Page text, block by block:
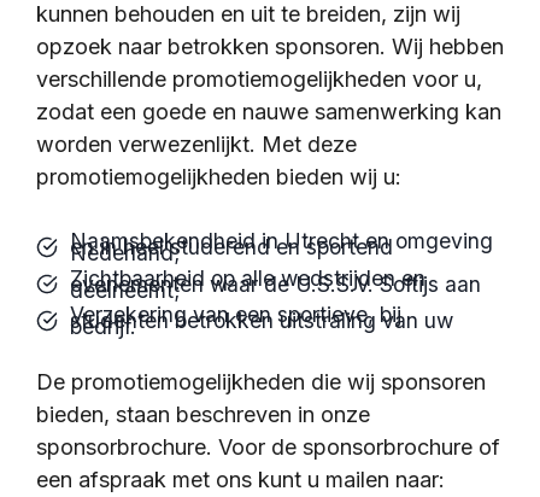
kunnen behouden en uit te breiden, zijn wij
opzoek naar betrokken sponsoren. Wij hebben
verschillende promotiemogelijkheden voor u,
zodat een goede en nauwe samenwerking kan
worden verwezenlijkt. Met deze
promotiemogelijkheden bieden wij u:
Naamsbekendheid in Utrecht en omgeving
en in heel studerend en sportend
Nederland;
Zichtbaarheid op alle wedstrijden en
evenementen waar de U.S.S.V. Softijs aan
deelneemt;
Verzekering van een sportieve, bij
studenten betrokken uitstraling van uw
bedrijf.
De promotiemogelijkheden die wij sponsoren
bieden, staan beschreven in onze
sponsorbrochure. Voor de sponsorbrochure of
een afspraak met ons kunt u mailen naar: